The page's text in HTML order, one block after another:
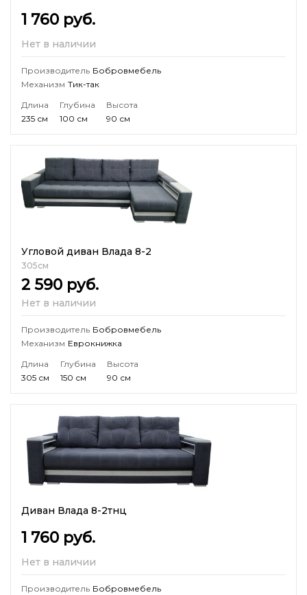
1 760 руб.
Нет в наличии
Производитель Бобровмебель
Механизм Тик-так
Длина
235 см
Глубина
100 см
Высота
90 см
Угловой диван Влада 8-2
305см
2 590 руб.
Нет в наличии
Производитель Бобровмебель
Механизм Еврокнижка
Длина
305 см
Глубина
150 см
Высота
90 см
Диван Влада 8-2тнц
1 760 руб.
Нет в наличии
Производитель Бобровмебель